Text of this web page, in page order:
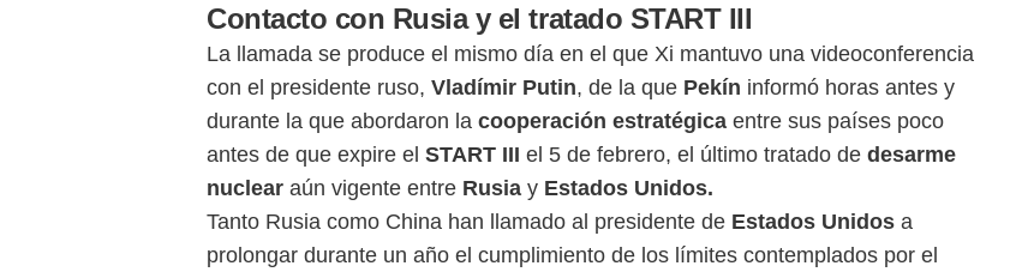
Contacto con Rusia y el tratado START III
La llamada se produce el mismo día en el que Xi mantuvo una videoconferencia
con el presidente ruso, Vladímir Putin, de la que Pekín informó horas antes y
durante la que abordaron la cooperación estratégica entre sus países poco
antes de que expire el START III el 5 de febrero, el último tratado de desarme
nuclear aún vigente entre Rusia y Estados Unidos.
Tanto Rusia como China han llamado al presidente de Estados Unidos a
prolongar durante un año el cumplimiento de los límites contemplados por el